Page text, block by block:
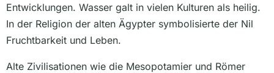
Entwicklungen. Wasser galt in vielen Kulturen als heilig.
In der Religion der alten Ägypter symbolisierte der Nil
Fruchtbarkeit und Leben.
Alte Zivilisationen wie die Mesopotamier und Römer